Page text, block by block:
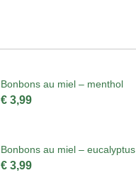
Bonbons au miel – menthol
€ 3,99
Bonbons au miel – eucalyptus
€ 3,99